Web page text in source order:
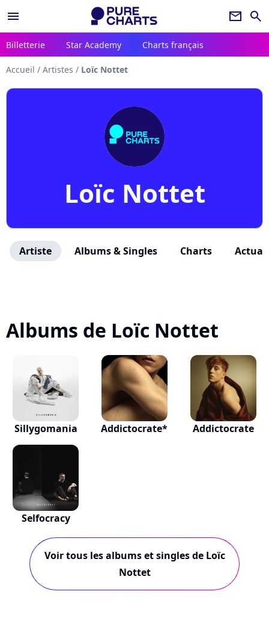
menu newsletter search
Billetterie Star Academy Charts français
Accueil / Artistes / Loïc Nottet
Loïc Nottet
Artiste Albums & Singles Charts
Albums de Loïc Nottet
Sillygomania Addictocrate* Addictocrate
Selfocracy
Voir tous les albums et singles de Loïc
Nottet